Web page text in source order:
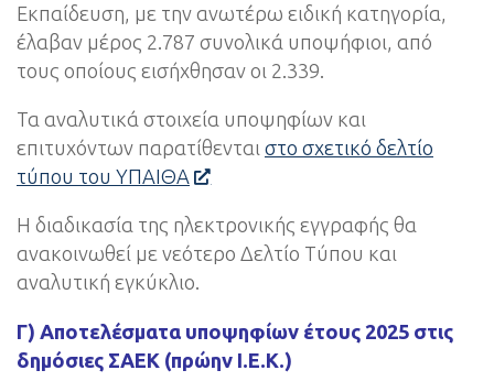
Εκπαίδευση, με την ανωτέρω ειδική κατηγορία,
έλαβαν μέρος 2.787 συνολικά υποψήφιοι, από
τους οποίους εισήχθησαν οι 2.339.
Τα αναλυτικά στοιχεία υποψηφίων και
επιτυχόντων παρατίθενται στο σχετικό δελτίο
τύπου του ΥΠΑΙΘΑ
Η διαδικασία της ηλεκτρονικής εγγραφής θα
ανακοινωθεί με νεότερο Δελτίο Τύπου και
αναλυτική εγκύκλιο.
Γ) Αποτελέσματα υποψηφίων έτους 2025 στις
δημόσιες ΣΑΕΚ (πρώην Ι.Ε.Κ.)